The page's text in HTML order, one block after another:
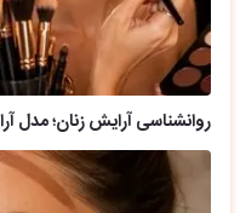
روانشناسی آرایش زنان؛ مدل